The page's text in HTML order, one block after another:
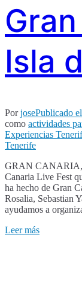
Isla
PorjosePublicado el
como actividades
Experiencias
Tenerife
GRAN CANARIA,
Canaria Live Fest
ha hecho de Gran
Rosalia, Sebastian
ayudamos a
Leer más